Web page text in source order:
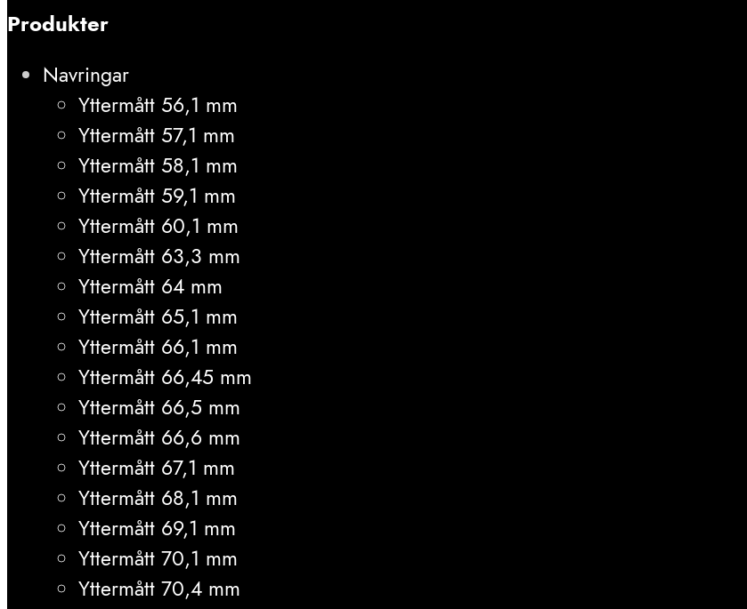
Produkter
Navringar
Yttermått 56,1 mm
Yttermått 57,1 mm
Yttermått 58,1 mm
Yttermått 59,1 mm
Yttermått 60,1 mm
Yttermått 63,3 mm
Yttermått 64 mm
Yttermått 65,1 mm
Yttermått 66,1 mm
Yttermått 66,45 mm
Yttermått 66,5 mm
Yttermått 66,6 mm
Yttermått 67,1 mm
Yttermått 68,1 mm
Yttermått 69,1 mm
Yttermått 70,1 mm
Yttermått 70,4 mm